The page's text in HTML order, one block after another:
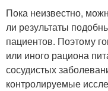
Пока неизвестно,
ли результаты
пациентов. Поэтому
или иного рациона
сосудистых
контролируемые